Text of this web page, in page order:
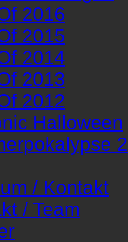
2016
2015
2014
2013
2012
Halloween
/ Kontakt
/ Team